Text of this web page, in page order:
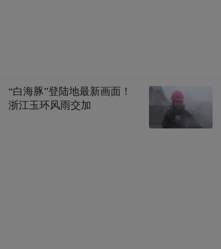
“白海豚”登陆地最新画面！
浙江玉环风雨交加